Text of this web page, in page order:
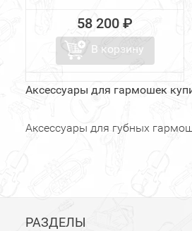
58 200 ₽
В корзину
Аксессуары для гармошек
Аксессуары для губных
РАЗДЕЛЫ